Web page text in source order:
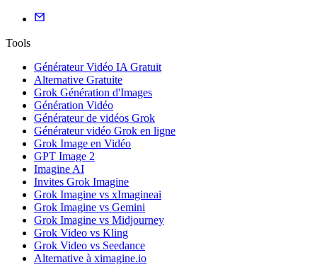
Tools
Générateur Vidéo IA Gratuit
Alternative Gratuite
Grok Génération d'Images
Génération Vidéo
Générateur de vidéos Grok
Générateur vidéo Grok en ligne
Grok Image en Vidéo
GPT Image 2
Imagine AI
Invites Grok Imagine
Grok Imagine vs xImagineai
Grok Imagine vs Gemini
Grok Imagine vs Midjourney
Grok Video vs Kling
Grok Video vs Seedance
Alternative à ximagine.io